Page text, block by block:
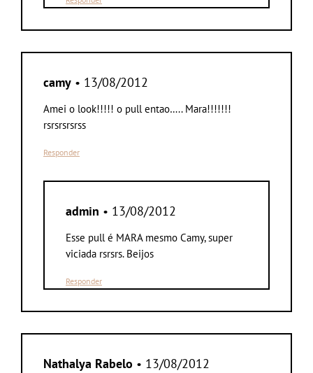
camy • 13/08/2012
Amei o look!!!!! o pull entao….. Mara!!!!!!!
rsrsrsrsrss
Responder
admin • 13/08/2012
Esse pull é MARA mesmo Camy, super
viciada rsrsrs. Beijos
Responder
Nathalya Rabelo • 13/08/2012